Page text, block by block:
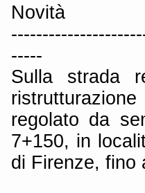
Novità
-----
Sulla strada
regolato da
7+150, in
di Firenze, fino